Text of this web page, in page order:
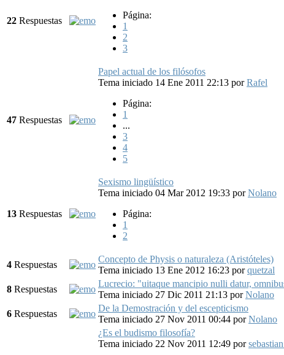
22 Respuestas
Página:
1
2
3
47 Respuestas
Papel actual de los filósofos
Tema iniciado 14 Ene 2011 22:13 porRafel
Página:
1
...
3
4
5
13 Respuestas
Sexismo lingüístico
Tema iniciado 04 Mar 2012 19:33 porNolano
Página:
1
2
4 Respuestas
Concepto de Physis o naturaleza (Aristóteles)
Tema iniciado 13 Ene 2012 16:23 porquetzal
8 Respuestas
Lucrecio: "uitaque mancipio nulli datur,
Tema iniciado 27 Dic 2011 21:13 porNolano
6 Respuestas
De la Demostración y del escepticismo
Tema iniciado 27 Nov 2011 00:44 porNolano
¿Es el budismo filosofía?
Tema iniciado 22 Nov 2011 12:49 por